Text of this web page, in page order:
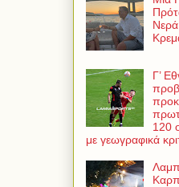
Νερά
Γ’
120
με γεωγραφικά